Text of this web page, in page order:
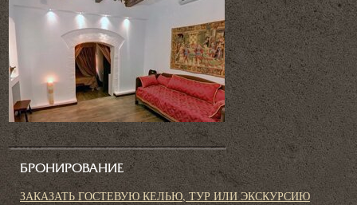
БРОНИРОВАНИЕ
ЗАКАЗАТЬ ГОСТЕВУЮ КЕЛЬЮ, ТУР ИЛИ ЭКСКУРСИЮ